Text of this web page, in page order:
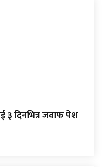
३ दिनभित्र जवाफ पेश